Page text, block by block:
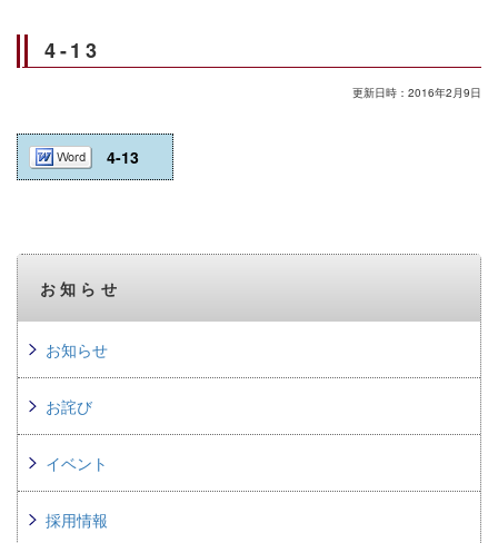
ニ
ュ
ー
4-13
更新日時：2016年2月9日
4-13
お知らせ
お知らせ
お詫び
イベント
採用情報